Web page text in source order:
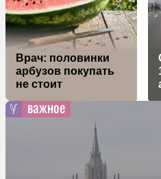
Врач: половинки
арбузов покупать
не стоит
важное